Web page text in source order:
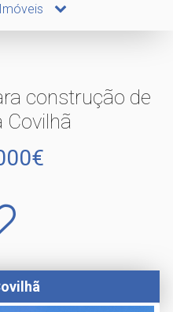
construção de
Covilhã